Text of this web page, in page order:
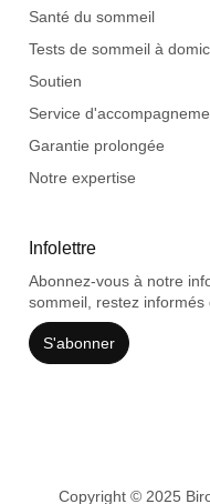
Santé du sommeil
Tests de sommeil à
Soutien
Service
Garantie prolongée
Notre expertise
Infolettre
Abonnez-vous à notre
sommeil, restez informés
S'abonner
Copyright © 2025